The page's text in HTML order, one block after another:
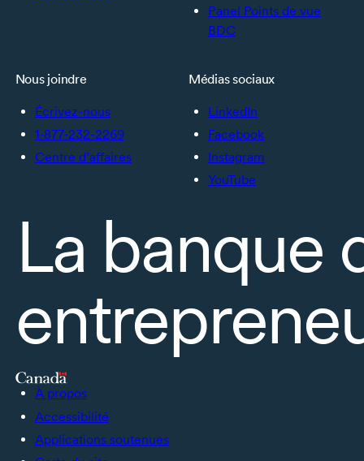
Panel Points de vue
BDC
Nous joindre
Écrivez-nous
1-877-232-2269
Centre d’affaires
Médias sociaux
LinkedIn
Facebook
Instagram
YouTube
La banque
À propos
Accessibilité
Applications soutenues